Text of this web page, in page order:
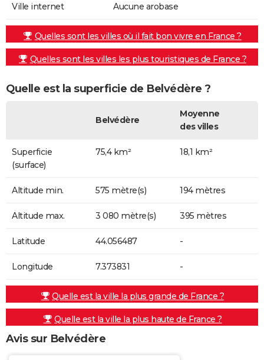
Ville internet Aucune arobase
Quelles sont les villes où il fait bon vivre en France ?
Quelles sont les villes les plus touristiques de France ?
Quelle est la superficie de Belvédère ?
Belvédère
Moyenne
des villes
Superficie
(surface)
75,4 km² 18,1 km²
Altitude min. 575 mètre(s) 194 mètres
Altitude max. 3 080 mètre(s) 395 mètres
Latitude 44.056487 -
Longitude 7.373831 -
Quelle est la ville la plus grande de France ?
Quelle est la ville la plus haute de France ?
Avis sur Belvédère